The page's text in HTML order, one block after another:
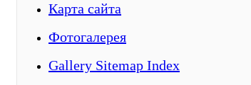
Карта сайта
Фотогалерея
Gallery Sitemap Index